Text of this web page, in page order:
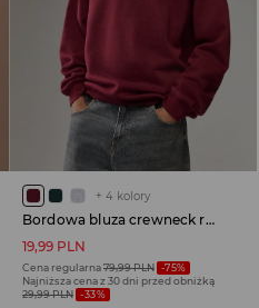
+ 4 kolory
Bordowa bluza crewneck regular fit basic
19,99 PLN
Cena regularna79,99 PLN -75%
Najniższa cena z 30 dni przed obniżką
29,99 PLN -33%